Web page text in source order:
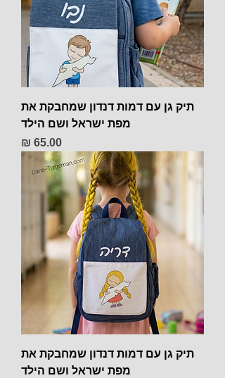
תיק גן עם דמות דנדון שמחבקת את
מפת ישראל ושם הילד
מחיר
תיק גן עם דמות דנדון שמחבקת את
מפת ישראל ושם הילד